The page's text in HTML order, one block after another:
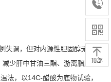
失调，但对内源性胆固醇无影
少肝中甘油三酯、游离脂肪
法，以14C-醋酸为底物试验，
顶部